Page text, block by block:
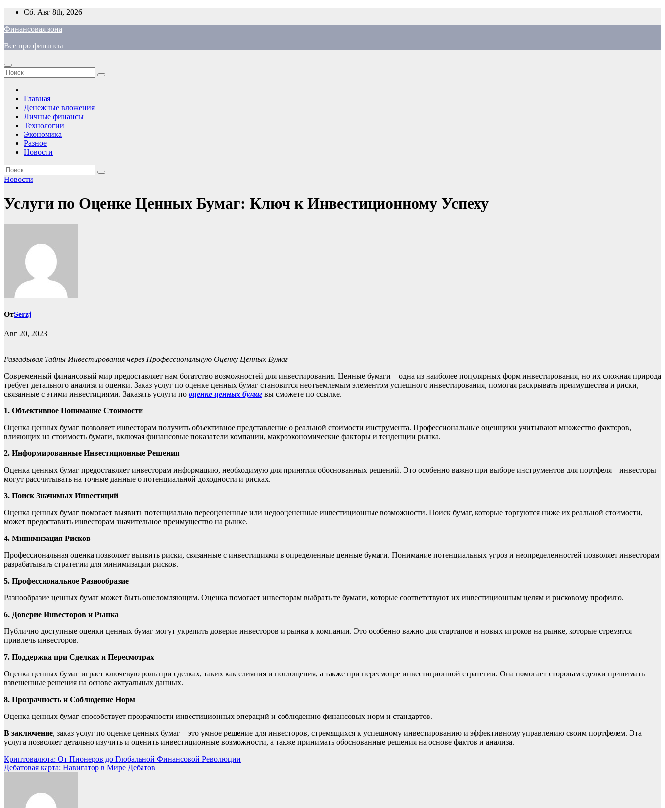
Перейти
содержимому
Сб. Авг 8th, 2026
Финансовая зона
Все про финансы
Главная
Денежные вложения
Личные финансы
Технологии
Экономика
Разное
Новости
Новости
Услуги по Оценке Ценных Бумаг: Ключ к Инвестиционному Успеху
ОтSerzj
Авг 20, 2023
Разгадывая Тайны Инвестирования через Профессиональную Оценку Ценных Бумаг
Современный финансовый мир предоставляет нам богатство возможностей для инвестирования. Ценные бумаги – одна из наиболее популярных форм инвестирования, но их сложная природа
требует детального анализа и оценки. Заказ услуг по оценке ценных бумаг становится неотъемлемым элементом успешного инвестирования, помогая раскрывать преимущества и риски,
связанные с этими инвестициями. Заказать услуги по оценке ценных бумаг вы сможете по ссылке.
1. Объективное Понимание Стоимости
Оценка ценных бумаг позволяет инвесторам получить объективное представление о реальной стоимости инструмента. Профессиональные оценщики учитывают множество факторов,
влияющих на стоимость бумаги, включая финансовые показатели компании, макроэкономические факторы и тенденции рынка.
2. Информированные Инвестиционные Решения
Оценка ценных бумаг предоставляет инвесторам информацию, необходимую для принятия обоснованных решений. Это особенно важно при выборе инструментов для портфеля – инвесторы
могут рассчитывать на точные данные о потенциальной доходности и рисках.
3. Поиск Значимых Инвестиций
Оценка ценных бумаг помогает выявить потенциально переоцененные или недооцененные инвестиционные возможности. Поиск бумаг, которые торгуются ниже их реальной стоимости,
может предоставить инвесторам значительное преимущество на рынке.
4. Минимизация Рисков
Профессиональная оценка позволяет выявить риски, связанные с инвестициями в определенные ценные бумаги. Понимание потенциальных угроз и неопределенностей позволяет инвесторам
разрабатывать стратегии для минимизации рисков.
5. Профессиональное Разнообразие
Разнообразие ценных бумаг может быть ошеломляющим. Оценка помогает инвесторам выбрать те бумаги, которые соответствуют их инвестиционным целям и рисковому профилю.
6. Доверие Инвесторов и Рынка
Публично доступные оценки ценных бумаг могут укрепить доверие инвесторов и рынка к компании. Это особенно важно для стартапов и новых игроков на рынке, которые стремятся
привлечь инвесторов.
7. Поддержка при Сделках и Пересмотрах
Оценка ценных бумаг играет ключевую роль при сделках, таких как слияния и поглощения, а также при пересмотре инвестиционной стратегии. Она помогает сторонам сделки принимать
взвешенные решения на основе актуальных данных.
8. Прозрачность и Соблюдение Норм
Оценка ценных бумаг способствует прозрачности инвестиционных операций и соблюдению финансовых норм и стандартов.
В заключение, заказ услуг по оценке ценных бумаг – это умное решение для инвесторов, стремящихся к успешному инвестированию и эффективному управлению своим портфелем. Эта
услуга позволяет детально изучить и оценить инвестиционные возможности, а также принимать обоснованные решения на основе фактов и анализа.
Навигация
по
Криптовалюта: От Пионеров до Глобальной Финансовой Революции
Дебатовая карта: Навигатор в Мире Дебатов